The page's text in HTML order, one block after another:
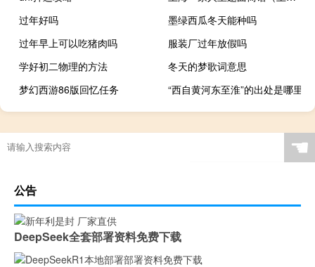
过年好吗
墨绿西瓜冬天能种吗
过年早上可以吃猪肉吗
服装厂过年放假吗
学好初二物理的方法
冬天的梦歌词意思
梦幻西游86版回忆任务
“西自黄河东至淮”的出处是哪里
☚
公告
DeepSeek全套部署资料免费下载